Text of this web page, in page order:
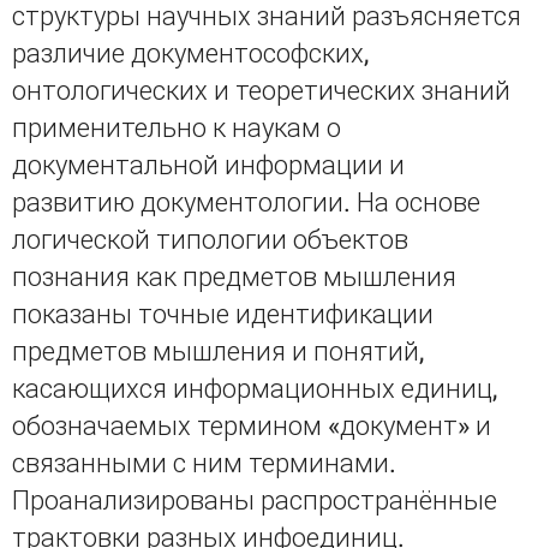
структуры научных знаний разъясняется
различие документософских,
онтологических и теоретических знаний
применительно к наукам о
документальной информации и
развитию документологии. На основе
логической типологии объектов
познания как предметов мышления
показаны точные идентификации
предметов мышления и понятий,
касающихся информационных единиц,
обозначаемых термином «документ» и
связанными с ним терминами.
Проанализированы распространённые
трактовки разных инфоединиц.